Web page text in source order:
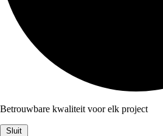
Betrouwbare kwaliteit voor elk project
Sluit